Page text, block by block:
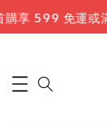
599 免運或滿額